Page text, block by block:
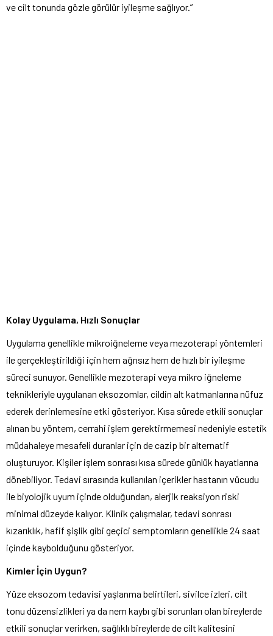
ve cilt tonunda gözle görülür iyileşme sağlıyor.”
Kolay Uygulama, Hızlı Sonuçlar
Uygulama genellikle mikroiğneleme veya mezoterapi yöntemleri
ile gerçekleştirildiği için hem ağrısız hem de hızlı bir iyileşme
süreci sunuyor. Genellikle mezoterapi veya mikro iğneleme
teknikleriyle uygulanan eksozomlar, cildin alt katmanlarına nüfuz
ederek derinlemesine etki gösteriyor. Kısa sürede etkili sonuçlar
alınan bu yöntem, cerrahi işlem gerektirmemesi nedeniyle estetik
müdahaleye mesafeli duranlar için de cazip bir alternatif
oluşturuyor. Kişiler işlem sonrası kısa sürede günlük hayatlarına
dönebiliyor. Tedavi sırasında kullanılan içerikler hastanın vücudu
ile biyolojik uyum içinde olduğundan, alerjik reaksiyon riski
minimal düzeyde kalıyor. Klinik çalışmalar, tedavi sonrası
kızarıklık, hafif şişlik gibi geçici semptomların genellikle 24 saat
içinde kaybolduğunu gösteriyor.
Kimler İçin Uygun?
Yüze eksozom tedavisi yaşlanma belirtileri, sivilce izleri, cilt
tonu düzensizlikleri ya da nem kaybı gibi sorunları olan bireylerde
etkili sonuçlar verirken, sağlıklı bireylerde de cilt kalitesini